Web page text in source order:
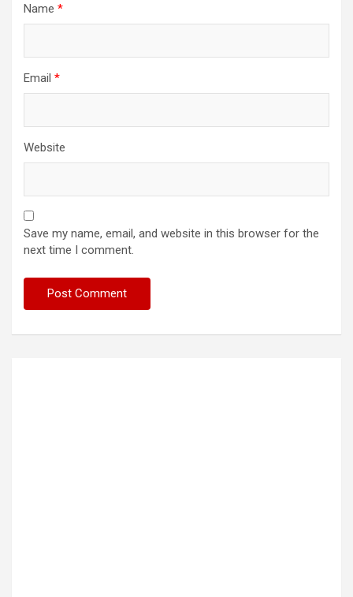
Name *
Email *
Website
Save my name, email, and website in this browser for the
next time I comment.